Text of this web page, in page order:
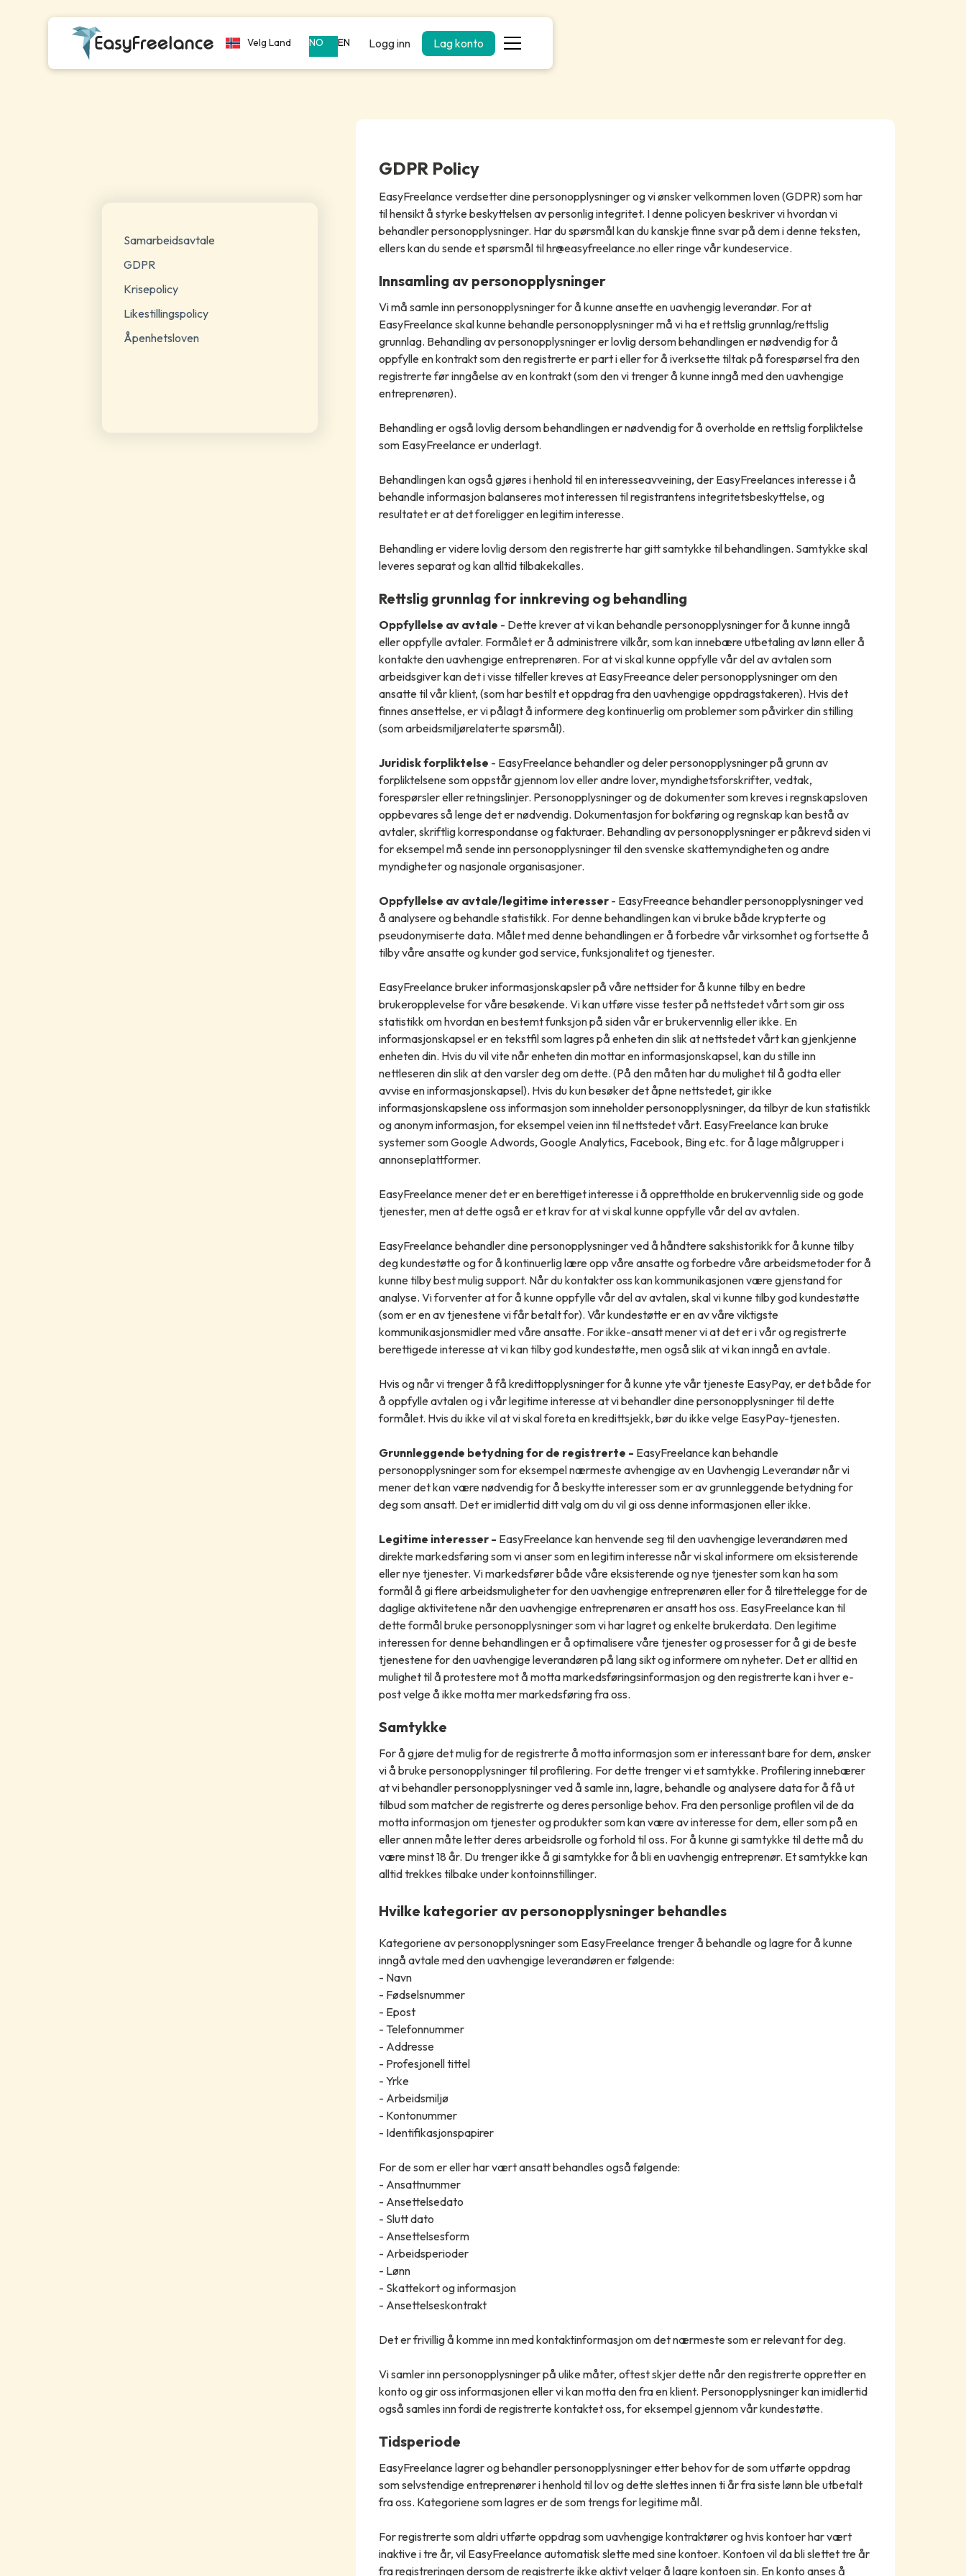
Velg Land NO EN Logg inn Lag konto
Samarbeidsavtale
GDPR
Krisepolicy
Likestillingspolicy
Åpenhetsloven
GDPR Policy
EasyFreelance verdsetter dine personopplysninger og vi ønsker velkommen loven (GDPR) som har
til hensikt å styrke beskyttelsen av personlig integritet. I denne policyen beskriver vi hvordan vi
behandler personopplysninger. Har du spørsmål kan du kanskje finne svar på dem i denne teksten,
ellers kan du sende et spørsmål til hr@easyfreelance.no eller ringe vår kundeservice.
Innsamling av personopplysninger
Vi må samle inn personopplysninger for å kunne ansette en uavhengig leverandør. For at
EasyFreelance skal kunne behandle personopplysninger må vi ha et rettslig grunnlag/rettslig
grunnlag. Behandling av personopplysninger er lovlig dersom behandlingen er nødvendig for å
oppfylle en kontrakt som den registrerte er part i eller for å iverksette tiltak på forespørsel fra den
registrerte før inngåelse av en kontrakt (som den vi trenger å kunne inngå med den uavhengige
entreprenøren).
Behandling er også lovlig dersom behandlingen er nødvendig for å overholde en rettslig forpliktelse
som EasyFreelance er underlagt.
Behandlingen kan også gjøres i henhold til en interesseavveining, der EasyFreelances interesse i å
behandle informasjon balanseres mot interessen til registrantens integritetsbeskyttelse, og
resultatet er at det foreligger en legitim interesse.
Behandling er videre lovlig dersom den registrerte har gitt samtykke til behandlingen. Samtykke skal
leveres separat og kan alltid tilbakekalles.
Rettslig grunnlag for innkreving og behandling
Oppfyllelse av avtale - Dette krever at vi kan behandle personopplysninger for å kunne inngå
eller oppfylle avtaler. Formålet er å administrere vilkår, som kan innebære utbetaling av lønn eller å
kontakte den uavhengige entreprenøren. For at vi skal kunne oppfylle vår del av avtalen som
arbeidsgiver kan det i visse tilfeller kreves at EasyFreeance deler personopplysninger om den
ansatte til vår klient, (som har bestilt et oppdrag fra den uavhengige oppdragstakeren). Hvis det
finnes ansettelse, er vi pålagt å informere deg kontinuerlig om problemer som påvirker din stilling
(som arbeidsmiljørelaterte spørsmål).
Juridisk forpliktelse - EasyFreelance behandler og deler personopplysninger på grunn av
forpliktelsene som oppstår gjennom lov eller andre lover, myndighetsforskrifter, vedtak,
forespørsler eller retningslinjer. Personopplysninger og de dokumenter som kreves i regnskapsloven
oppbevares så lenge det er nødvendig. Dokumentasjon for bokføring og regnskap kan bestå av
avtaler, skriftlig korrespondanse og fakturaer. Behandling av personopplysninger er påkrevd siden vi
for eksempel må sende inn personopplysninger til den svenske skattemyndigheten og andre
myndigheter og nasjonale organisasjoner.
Oppfyllelse av avtale/legitime interesser - EasyFreeance behandler personopplysninger ved
å analysere og behandle statistikk. For denne behandlingen kan vi bruke både krypterte og
pseudonymiserte data. Målet med denne behandlingen er å forbedre vår virksomhet og fortsette å
tilby våre ansatte og kunder god service, funksjonalitet og tjenester.
EasyFreelance bruker informasjonskapsler på våre nettsider for å kunne tilby en bedre
brukeropplevelse for våre besøkende. Vi kan utføre visse tester på nettstedet vårt som gir oss
statistikk om hvordan en bestemt funksjon på siden vår er brukervennlig eller ikke. En
informasjonskapsel er en tekstfil som lagres på enheten din slik at nettstedet vårt kan gjenkjenne
enheten din. Hvis du vil vite når enheten din mottar en informasjonskapsel, kan du stille inn
nettleseren din slik at den varsler deg om dette. (På den måten har du mulighet til å godta eller
avvise en informasjonskapsel). Hvis du kun besøker det åpne nettstedet, gir ikke
informasjonskapslene oss informasjon som inneholder personopplysninger, da tilbyr de kun statistikk
og anonym informasjon, for eksempel veien inn til nettstedet vårt. EasyFreelance kan bruke
systemer som Google Adwords, Google Analytics, Facebook, Bing etc. for å lage målgrupper i
annonseplattformer.
EasyFreelance mener det er en berettiget interesse i å opprettholde en brukervennlig side og gode
tjenester, men at dette også er et krav for at vi skal kunne oppfylle vår del av avtalen.
EasyFreelance behandler dine personopplysninger ved å håndtere sakshistorikk for å kunne tilby
deg kundestøtte og for å kontinuerlig lære opp våre ansatte og forbedre våre arbeidsmetoder for å
kunne tilby best mulig support. Når du kontakter oss kan kommunikasjonen være gjenstand for
analyse. Vi forventer at for å kunne oppfylle vår del av avtalen, skal vi kunne tilby god kundestøtte
(som er en av tjenestene vi får betalt for). Vår kundestøtte er en av våre viktigste
kommunikasjonsmidler med våre ansatte. For ikke-ansatt mener vi at det er i vår og registrerte
berettigede interesse at vi kan tilby god kundestøtte, men også slik at vi kan inngå en avtale.
Hvis og når vi trenger å få kredittopplysninger for å kunne yte vår tjeneste EasyPay, er det både for
å oppfylle avtalen og i vår legitime interesse at vi behandler dine personopplysninger til dette
formålet. Hvis du ikke vil at vi skal foreta en kredittsjekk, bør du ikke velge EasyPay-tjenesten.
Grunnleggende betydning for de registrerte - EasyFreelance kan behandle
personopplysninger som for eksempel nærmeste avhengige av en Uavhengig Leverandør når vi
mener det kan være nødvendig for å beskytte interesser som er av grunnleggende betydning for
deg som ansatt. Det er imidlertid ditt valg om du vil gi oss denne informasjonen eller ikke.
Legitime interesser - EasyFreelance kan henvende seg til den uavhengige leverandøren med
direkte markedsføring som vi anser som en legitim interesse når vi skal informere om eksisterende
eller nye tjenester. Vi markedsfører både våre eksisterende og nye tjenester som kan ha som
formål å gi flere arbeidsmuligheter for den uavhengige entreprenøren eller for å tilrettelegge for de
daglige aktivitetene når den uavhengige entreprenøren er ansatt hos oss. EasyFreelance kan til
dette formål bruke personopplysninger som vi har lagret og enkelte brukerdata. Den legitime
interessen for denne behandlingen er å optimalisere våre tjenester og prosesser for å gi de beste
tjenestene for den uavhengige leverandøren på lang sikt og informere om nyheter. Det er alltid en
mulighet til å protestere mot å motta markedsføringsinformasjon og den registrerte kan i hver e-
post velge å ikke motta mer markedsføring fra oss.
Samtykke
For å gjøre det mulig for de registrerte å motta informasjon som er interessant bare for dem, ønsker
vi å bruke personopplysninger til profilering. For dette trenger vi et samtykke. Profilering innebærer
at vi behandler personopplysninger ved å samle inn, lagre, behandle og analysere data for å få ut
tilbud som matcher de registrerte og deres personlige behov. Fra den personlige profilen vil de da
motta informasjon om tjenester og produkter som kan være av interesse for dem, eller som på en
eller annen måte letter deres arbeidsrolle og forhold til oss. For å kunne gi samtykke til dette må du
være minst 18 år. Du trenger ikke å gi samtykke for å bli en uavhengig entreprenør. Et samtykke kan
alltid trekkes tilbake under kontoinnstillinger.
Hvilke kategorier av personopplysninger behandles
Kategoriene av personopplysninger som EasyFreelance trenger å behandle og lagre for å kunne
inngå avtale med den uavhengige leverandøren er følgende:
- Navn
- Fødselsnummer
- Epost
- Telefonnummer
- Addresse
- Profesjonell tittel
- Yrke
- Arbeidsmiljø
- Kontonummer
- Identifikasjonspapirer
For de som er eller har vært ansatt behandles også følgende:
- Ansattnummer
- Ansettelsedato
- Slutt dato
- Ansettelsesform
- Arbeidsperioder
- Lønn
- Skattekort og informasjon
- Ansettelseskontrakt
Det er frivillig å komme inn med kontaktinformasjon om det nærmeste som er relevant for deg.
Vi samler inn personopplysninger på ulike måter, oftest skjer dette når den registrerte oppretter en
konto og gir oss informasjonen eller vi kan motta den fra en klient. Personopplysninger kan imidlertid
også samles inn fordi de registrerte kontaktet oss, for eksempel gjennom vår kundestøtte.
Tidsperiode
EasyFreelance lagrer og behandler personopplysninger etter behov for de som utførte oppdrag
som selvstendige entreprenører i henhold til lov og dette slettes innen ti år fra siste lønn ble utbetalt
fra oss. Kategoriene som lagres er de som trengs for legitime mål.
For registrerte som aldri utførte oppdrag som uavhengige kontraktører og hvis kontoer har vært
inaktive i tre år, vil EasyFreelance automatisk slette med sine kontoer. Kontoen vil da bli slettet tre år
fra registreringen dersom de registrerte ikke aktivt velger å lagre kontoen sin. En konto anses å